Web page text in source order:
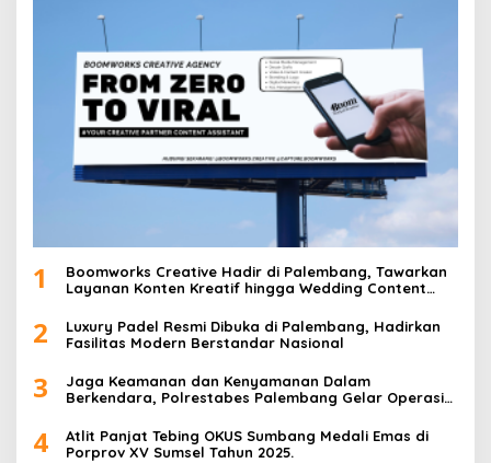
1
Boomworks Creative Hadir di Palembang, Tawarkan
Layanan Konten Kreatif hingga Wedding Content
2
Luxury Padel Resmi Dibuka di Palembang, Hadirkan
Fasilitas Modern Berstandar Nasional
3
Jaga Keamanan dan Kenyamanan Dalam
Berkendara, Polrestabes Palembang Gelar Operasi
4
Atlit Panjat Tebing OKUS Sumbang Medali Emas di
Porprov XV Sumsel Tahun 2025.